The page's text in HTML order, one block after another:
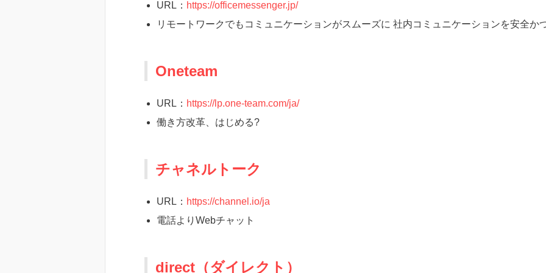
URL： https://officemessenger.jp/
リモートワークでもコミュニケーションがスムーズに 社内コミュニケーションを安全か
Oneteam
URL： https://lp.one-team.com/ja/
働き方改革、はじめる?
チャネルトーク
URL： https://channel.io/ja
電話よりWebチャット
direct（ダイレクト）